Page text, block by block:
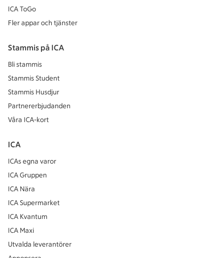
ICA ToGo
Fler appar och tjänster
Stammis på ICA
Bli stammis
Stammis Student
Stammis Husdjur
Partnererbjudanden
Våra ICA-kort
ICA
ICAs egna varor
ICA Gruppen
ICA Nära
ICA Supermarket
ICA Kvantum
ICA Maxi
Utvalda leverantörer